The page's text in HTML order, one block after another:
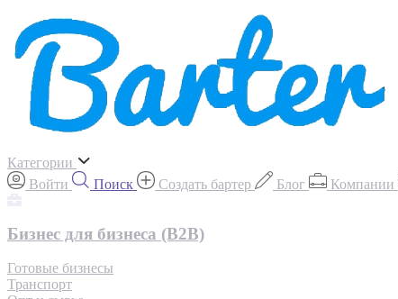
Категории
Войти
Поиск Создать бартер Блог Компании
Бизнес для бизнеса (B2B)
Готовые бизнесы
Транспорт